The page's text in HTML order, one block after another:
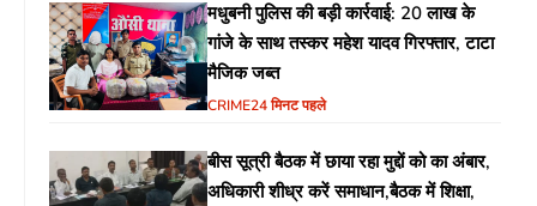
मधुबनी पुलिस की बड़ी कार्रवाई: 20 लाख के
गांजे के साथ तस्कर महेश यादव गिरफ्तार, टाटा
मैजिक जब्त
CRIME24 मिनट पहले
बीस सूत्री बैठक में छाया रहा मुद्दों को का अंबार,
अधिकारी शीध्र करें समाधान,बैठक में शिक्षा,